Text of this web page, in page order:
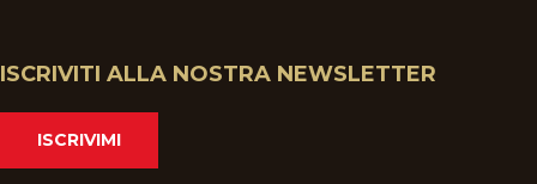
ISCRIVITI ALLA NOSTRA NEWSLETTER
ISCRIVIMI